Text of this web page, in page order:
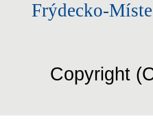
Frýdecko-
Copyright